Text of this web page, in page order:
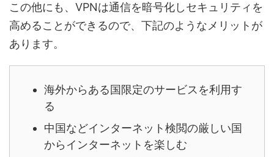
この他にも、VPNは通信を暗号化しセキュリティを
高めることができるので、下記のようなメリットが
あります。
海外からある国限定のサービスを利用す
る
中国などインターネット検閲の厳しい国
からインターネットを楽しむ